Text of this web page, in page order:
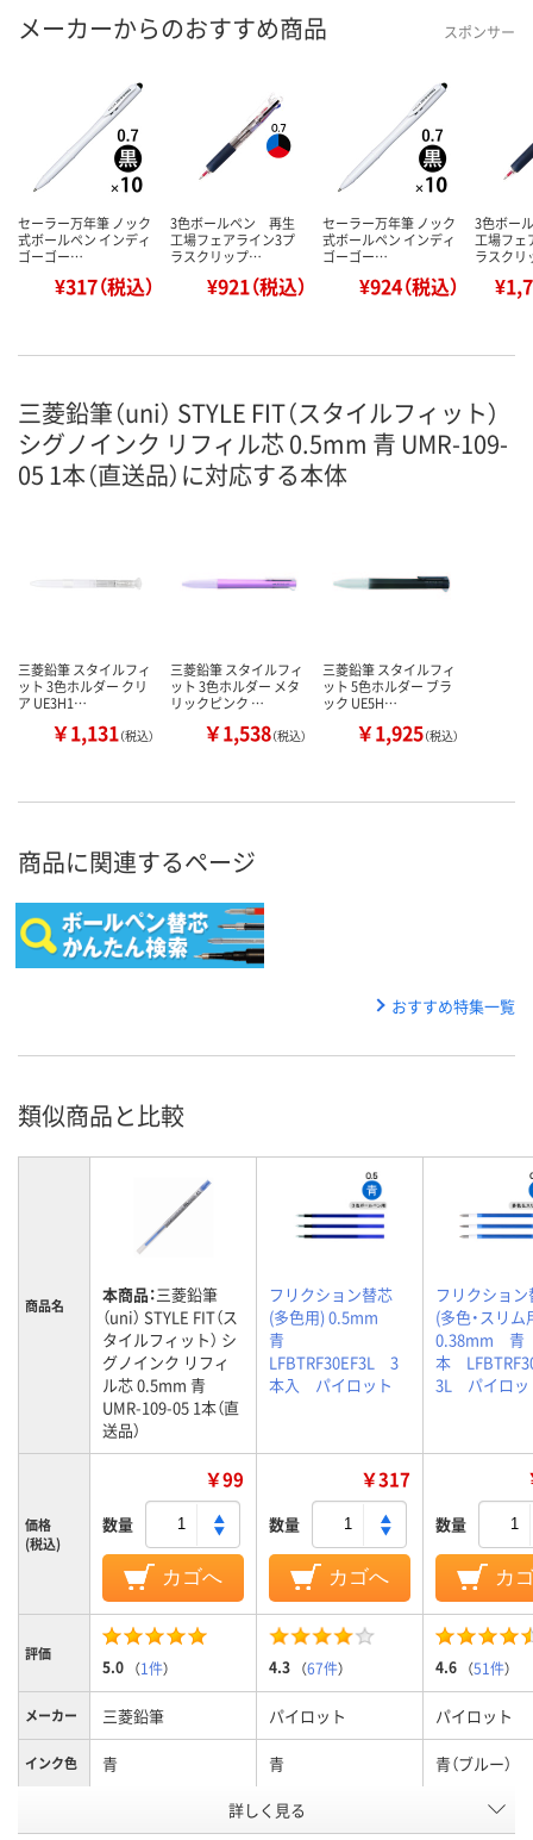
メーカーからのおすすめ商品 スポンサー
セーラー万年筆 ノック
式ボールペン インディ
ゴーゴー…
¥317（税込）
3色ボールペン 再生
工場フェアライン3プ
ラスクリップ…
¥921（税込）
セーラー万年筆 ノック
式ボールペン インディ
ゴーゴー…
¥924（税込）
3色ボー
工場フェ
ラスク
三菱鉛筆（uni） STYLE FIT（スタイルフィット）
シグノインク リフィル芯 0.5mm 青 UMR-109-
05 1本（直送品）に対応する本体
三菱鉛筆 スタイルフィ
ット 3色ホルダー クリ
ア UE3H1…
￥1,131（税込）
三菱鉛筆 スタイルフィ
ット 3色ホルダー メタ
リックピンク …
￥1,538（税込）
三菱鉛筆 スタイルフィ
ット 5色ホルダー ブラ
ック UE5H…
￥1,925（税込）
商品に関連するページ
おすすめ特集一覧
類似商品と比較
商品名 本商品：三菱鉛筆
（uni） STYLE FIT（ス
タイルフィット） シ
グノインク リフィ
ル芯 0.5mm 青
UMR-109-05 1本（直
送品）
フリクション替芯
(多色用) 0.5mm
青
LFBTRF30EF3L 3
本入 パイロット
フリクション
(多色・スリ
0.38mm
本
3L パイロッ
価格
(税込)
￥99
数量
カゴへ
￥317
数量
カゴへ
数量
カ
評価
5.0 （1件） 4.3 （67件） 4.6 （51件）
メーカー 三菱鉛筆 パイロット パイロット
インク色 青 青 青（ブルー）
0.5mm 0.38mm0.38
詳しく見る